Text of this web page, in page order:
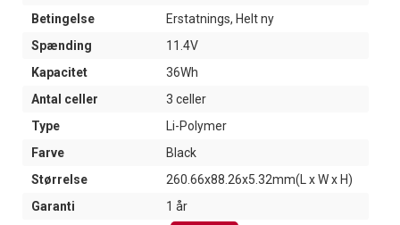
Betingelse
Erstatnings, Helt ny
Spænding
11.4V
Kapacitet
36Wh
Antal celler
3 celler
Type
Li-Polymer
Farve
Black
Størrelse
260.66x88.26x5.32mm(L x W x H)
Garanti
1 år